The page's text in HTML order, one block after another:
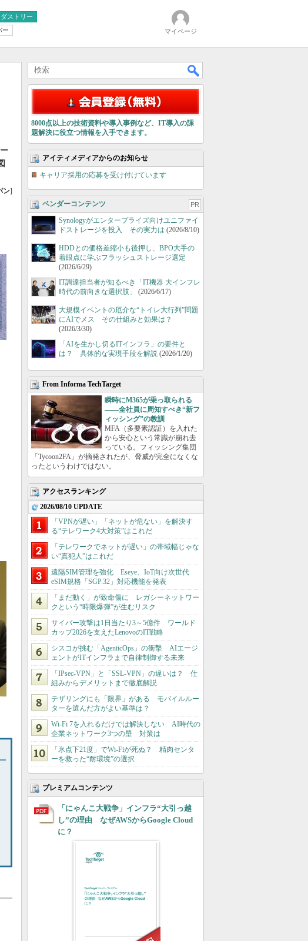
ストリー
ー マイページ
ン]
8000点以上の技術資料や導入事例など、IT導入の課
題解決に役立つ情報を入手できます。
アイティメディアからのお知らせ
キャリア採用の応募を受け付けています
ベンダーコンテンツ PR
Synologyがエンタープライズ向けユニファイ
ドストレージを投入 その実力は (2026/8/10)
HDDとの価格差縮小も後押し、BPO大手の
着眼点に学ぶフラッシュストレージ選定
(2026/6/29)
IT調達担当者が知るべき「IT機器 大インフレ
時代の前向きな選択肢」
(2026/6/17)
大規模イベントの厄介な“トイレ大行列”問題
にAIでメス その仕組みと効果は？
(2026/3/30)
「AIを生かし切るITインフラ」の要件と
は？ 具体的な実現手段を解説 (2026/1/20)
From Informa TechTarget
瞬時にM365が乗っ取られる
――全社員に周知すべき“新フ
ィッシング”の教訓
MFA（多要素認証）を入れた
から安心という常識が崩れ去
っている。フィッシング集団
「Tycoon2FA」が摘発されたが、脅威が完全になくな
ったというわけではない。
アクセスランキング
2026/08/10 UPDATE
「VPNが遅い」「ネットが危ない」を解決す
る“テレワーク4大対策”はこれだ
「テレワークでネットが遅い」の帯域幅じゃな
い“真犯人”はこれだ
遠隔SIM管理を強化 Eseye、IoT向け次世代
eSIM規格「SGP.32」対応機能を発表
「まだ動く」が致命傷に レガシーネットワー
クという“時限爆弾”が生むリスク
サイバー攻撃は1日当たり3～5億件 ワールド
カップ2026を支えたLenovoのIT戦略
シスコが挑む「AgenticOps」の衝撃 AIエージ
ェントがITインフラまで自律制御する未来
「IPsec-VPN」と「SSL-VPN」の違いは？ 仕
組みからデメリットまで徹底解説
テザリングにも「限界」がある モバイルルー
ターを選んだ方がよい基準は？
Wi-Fi 7を入れるだけでは解決しない AI時代の
企業ネットワーク3つの壁 対策は
「氷点下21度」でWi-Fiが死ぬ？ 精肉センタ
ーを救った“耐環境”の選択
プレミアムコンテンツ
「にゃんこ大戦争」インフラ“大引っ越
し”の理由 なぜAWSからGoogle Cloud
に？